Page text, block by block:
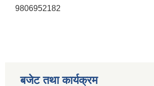
9806952182
बजेट तथा कार्यक्रम